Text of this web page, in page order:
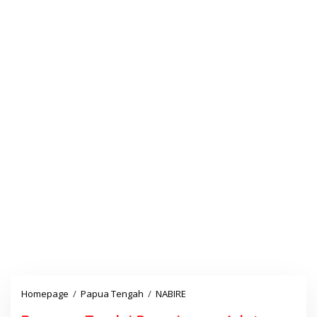
Homepage / Papua Tengah / NABIRE